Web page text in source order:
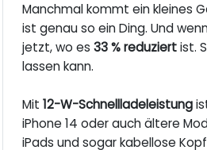
Manchmal kommt ein kleines
ist genau so ein Ding. Und
jetzt, wo es33 % reduziertist.
lassen kann.
Mit12-W-Schnellladeleistung
iPhone 14 oder auch ältere
iPads und sogar kabellose